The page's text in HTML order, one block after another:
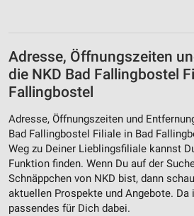
Adresse, Öffnungszeiten
die NKD Bad Fallingbostel
Fallingbostel
Adresse, Öffnungszeiten und
Bad Fallingbostel Filiale in Bad
Weg zu Deiner Lieblingsfiliale kannst
Funktion finden. Wenn Du auf der
Schnäppchen von NKD bist, dann
aktuellen Prospekte und Angebote.
passendes für Dich dabei.